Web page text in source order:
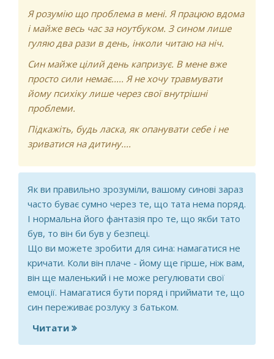
Я розумію що проблема в мені. Я працюю вдома
і майже весь час за ноутбуком. З сином лише
гуляю два рази в день, інколи читаю на ніч.
Син майже цілий день капризує. В мене вже
просто сили немає..... Я не хочу травмувати
йому психіку лише через свої внутрішні
проблеми.
Підкажіть, будь ласка, як опанувати себе і не
зриватися на дитину....
Як ви правильно зрозуміли, вашому синові зараз
часто буває сумно через те, що тата нема поряд.
І нормальна його фантазія про те, що якби тато
був, то він би був у безпеці.
Що ви можете зробити для сина: намагатися не
кричати. Коли він плаче - йому ще гірше, ніж вам,
він ще маленький і не може регулювати свої
емоції. Намагатися бути поряд і приймати те, що
син переживає розлуку з батьком.
Читати про Що робити з дитиною яка весь час
і за будь-якого приводу плаче?